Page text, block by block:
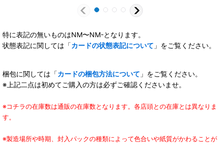
特に表記の無いものはNM〜NM-となります。
状態表記に関しては「カードの状態表記について 」をご覧ください。
梱包に関しては「カードの梱包方法について 」をご覧ください。
※上記二点は初めてご購入の方は必ずご確認くださいませ。
※コチラの在庫数は通販の在庫数となります。各店頭との在庫とは異なりま
す。
※製造場所や時期、封入パックの種類によって色合いや紙質がかわることが